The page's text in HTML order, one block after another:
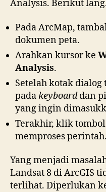
Analysis. Berikut
Pada ArcMap,
dokumen peta.
Arahkan kursor ke
Analysis.
Setelah kotak
padakeyboarddan
yang ingin
Terakhir, klik tombol
memproses perintah.
Yang menjadi
Landsat 8 di ArcGIS
terlihat. Diperlukan